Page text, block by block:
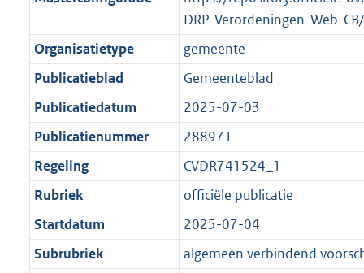
DRP-Verordeningen-Web-
Organisatietype
gemeente
Publicatieblad
Gemeenteblad
Publicatiedatum
2025-07-03
Publicatienummer
288971
Regeling
CVDR741524_1
Rubriek
officiële publicatie
Startdatum
2025-07-04
Subrubriek
algemeen verbindend